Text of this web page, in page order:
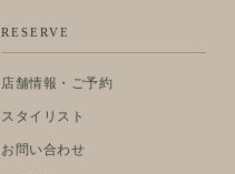
RESERVE
店舗情報・ご予約
スタイリスト
お問い合わせ